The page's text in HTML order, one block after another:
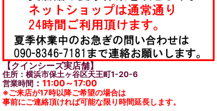
【クインシーズ実店舗】
住所：横浜市保土ヶ谷区天王町1-20-6
営業時間 ： 11:00～17:00
※ご来店が17時以降ご希望の場合は
事前にご連絡頂ければ可能な限り時間延長します。